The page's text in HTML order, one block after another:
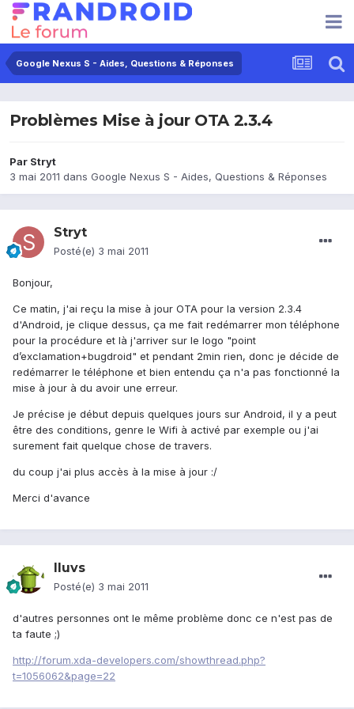
Google Nexus S - Aides, Questions & Réponses
Problèmes Mise à jour OTA 2.3.4
Par Stryt
3 mai 2011 dans Google Nexus S - Aides, Questions & Réponses
Stryt
Posté(e) 3 mai 2011
Bonjour,
Ce matin, j'ai reçu la mise à jour OTA pour la version 2.3.4
d'Android, je clique dessus, ça me fait redémarrer mon téléphone
pour la procédure et là j'arriver sur le logo "point
d’exclamation+bugdroid" et pendant 2min rien, donc je décide de
redémarrer le téléphone et bien entendu ça n'a pas fonctionné la
mise à jour à du avoir une erreur.
Je précise je début depuis quelques jours sur Android, il y a peut
être des conditions, genre le Wifi à activé par exemple ou j'ai
surement fait quelque chose de travers.
du coup j'ai plus accès à la mise à jour :/
Merci d'avance
Iluvs
Posté(e) 3 mai 2011
d'autres personnes ont le même problème donc ce n'est pas de
ta faute ;)
http://forum.xda-developers.com/showthread.php?
t=1056062&page=22